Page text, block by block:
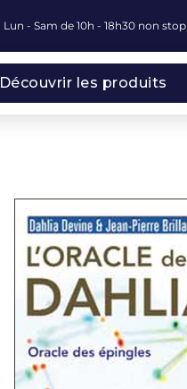
Lun - Sam de 10h - 18h30 non stop
Découvrir les produits